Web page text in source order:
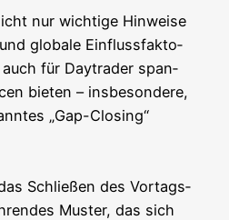
nur wich­ti­ge Hin­wei­se
glo­ba­le Ein­fluss­fak­to­
für Day­trader span­
bie­ten – ins­be­son­de­re,
„Gap-Clo­sing“
Schlie­ßen des Vor­tags­
Mus­ter, das sich